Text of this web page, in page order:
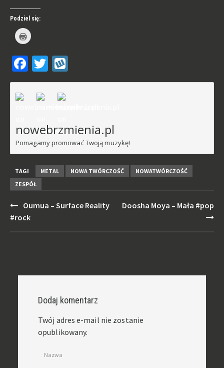
Podziel się:
Kliknij
by
w
nowym
oknie)
Facebook
Twitter
nowebrzmienia.pl
Pomagamy promować Twoją muzykę!
TAGI METAL NOWA TWÓRCZOŚĆ
NOWATWÓRCZOŚĆ
ZESPÓŁ
Post
navigation
Oumua – Surface Reality
#rock
Doosha Moya – Mała #pop
Dodaj komentarz
Twój adres e-mail nie zostanie
opublikowany.
Nazwa